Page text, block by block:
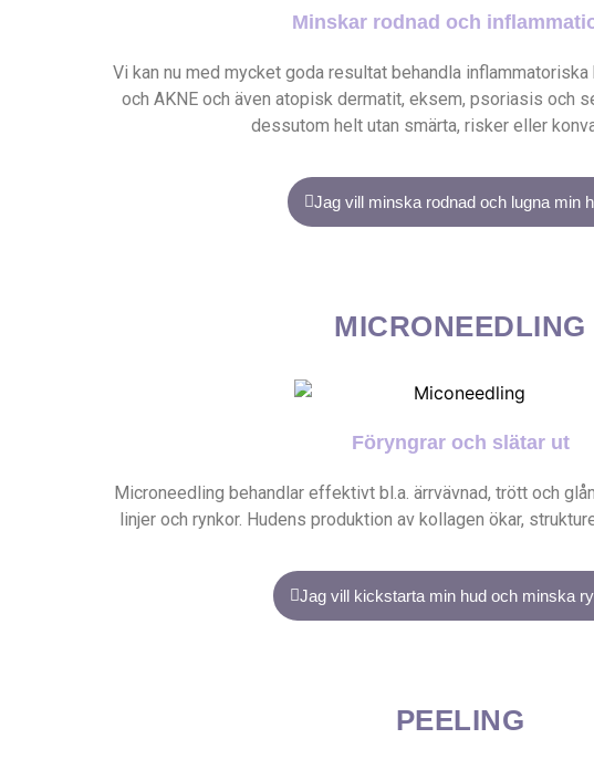
Minskar rodnad och
Vi kan nu med mycket goda resultat behandla
och AKNE och även atopisk dermatit, eksem, psoriasis och
dessutom helt utan smärta, risker eller
Jag vill minska rodnad och lugna min
MICRONEEDLING
Föryngrar och slätar ut
Microneedling behandlar effektivt bl.a. ärrvävnad, trött och
linjer och rynkor. Hudens produktion av kollagen ökar,
Jag vill kickstarta min hud och minska
PEELING